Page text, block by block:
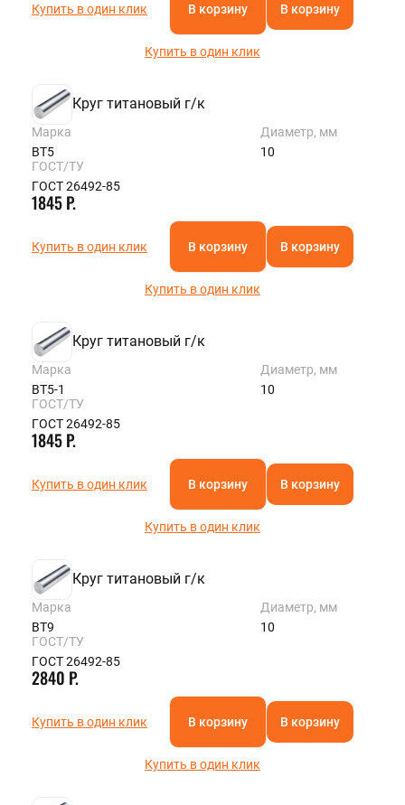
Купить в один клик В корзину В корзину
Купить в один клик
Круг титановый г/к
Марка
ВТ5
Диаметр, мм
10
ГОСТ/ТУ
ГОСТ 26492-85
1845 Р.
Купить в один клик В корзину В корзину
Купить в один клик
Круг титановый г/к
Марка
ВТ5-1
Диаметр, мм
10
ГОСТ/ТУ
ГОСТ 26492-85
1845 Р.
Купить в один клик В корзину В корзину
Купить в один клик
Круг титановый г/к
Марка
ВТ9
Диаметр, мм
10
ГОСТ/ТУ
ГОСТ 26492-85
2840 Р.
Купить в один клик В корзину В корзину
Купить в один клик